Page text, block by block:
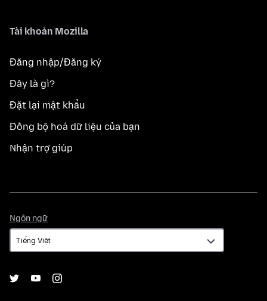
Tài khoản Mozilla
Đăng nhập/Đăng ký
Đây là gì?
Đặt lại mật khẩu
Đồng bộ hoá dữ liệu của bạn
Nhận trợ giúp
Ngôn ngữ
ngữ